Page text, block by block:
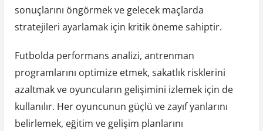
sonuçlarını öngörmek ve gelecek maçlarda
stratejileri ayarlamak için kritik öneme sahiptir.
Futbolda performans analizi, antrenman
programlarını optimize etmek, sakatlık risklerini
azaltmak ve oyuncuların gelişimini izlemek için de
kullanılır. Her oyuncunun güçlü ve zayıf yanlarını
belirlemek, eğitim ve gelişim planlarını